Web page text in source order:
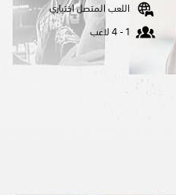
اللعب المتصل اختياري